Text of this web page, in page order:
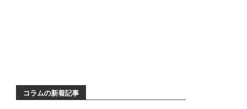
コラムの新着記事